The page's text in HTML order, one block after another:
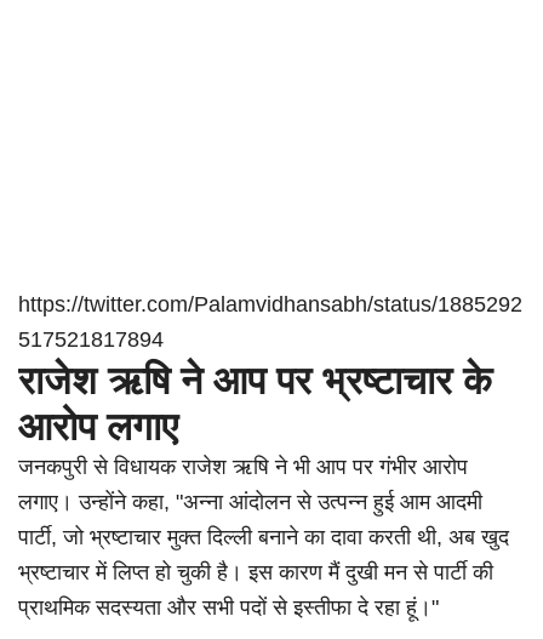
https://twitter.com/Palamvidhansabh/status/1885292
517521817894
राजेश ऋषि ने आप पर भ्रष्टाचार के
आरोप लगाए
जनकपुरी से विधायक राजेश ऋषि ने भी आप पर गंभीर आरोप
लगाए। उन्होंने कहा, "अन्ना आंदोलन से उत्पन्न हुई आम आदमी
पार्टी, जो भ्रष्टाचार मुक्त दिल्ली बनाने का दावा करती थी, अब खुद
भ्रष्टाचार में लिप्त हो चुकी है। इस कारण मैं दुखी मन से पार्टी की
प्राथमिक सदस्यता और सभी पदों से इस्तीफा दे रहा हूं।"